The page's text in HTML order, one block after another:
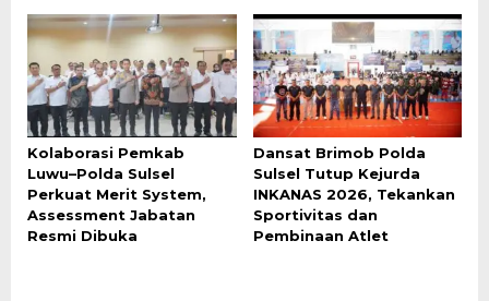
Kolaborasi Pemkab
Luwu–Polda Sulsel
Perkuat Merit System,
Assessment Jabatan
Resmi Dibuka
Dansat Brimob Polda
Sulsel Tutup Kejurda
INKANAS 2026, Tekankan
Sportivitas dan
Pembinaan Atlet